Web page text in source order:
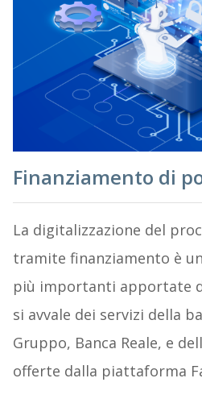
Finanziamento di
La digitalizzazione del
tramite finanziamento è
più importanti apportate
si avvale dei servizi della
Gruppo, Banca Reale, e
offerte dalla piattaforma